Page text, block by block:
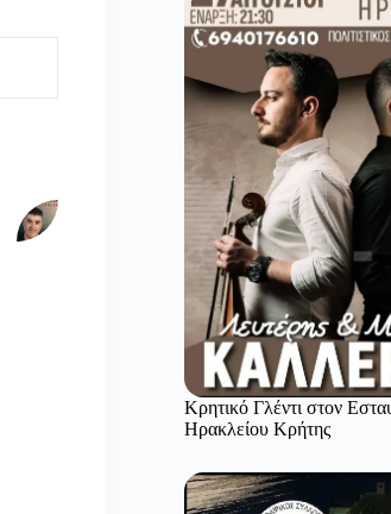
Κρητικό Γλέντι στον
Ηρακλείου Κρήτης